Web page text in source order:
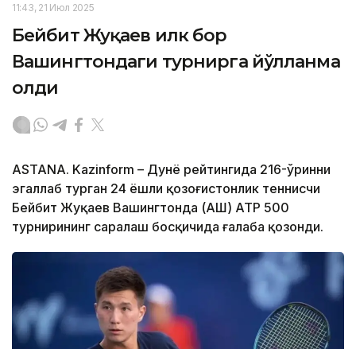
11:43, 21 Июл 2025
Бейбит Жуқаев илк бор
Вашингтондаги турнирга йўлланма
олди
ASTANA. Kazinform – Дунё рейтингида 216-ўринни
эгаллаб турган 24 ёшли қозоғистонлик теннисчи
Бейбит Жуқаев Вашингтонда (АҚШ) АТP 500
турнирининг саралаш босқичида ғалаба қозонди.